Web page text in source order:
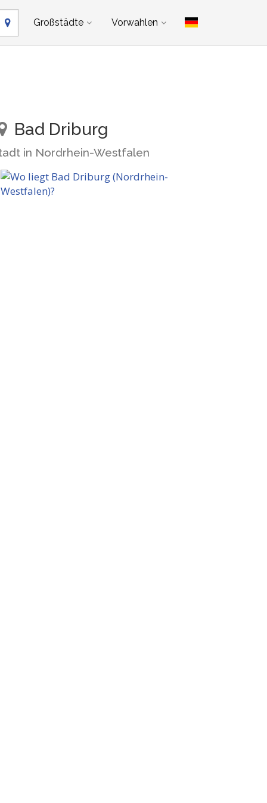
Großstädte Vorwahlen
Bad Driburg
in Nordrhein-Westfalen